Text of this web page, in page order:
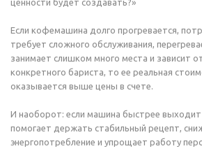
ценности будет создавать?»
Если кофемашина долго прогревается,
требует сложного обслуживания,
занимает слишком много места и зависит
конкретного бариста, то ее реальная
оказывается выше цены в счете.
И наоборот: если машина быстрее
помогает держать стабильный рецепт,
энергопотребление и упрощает работу